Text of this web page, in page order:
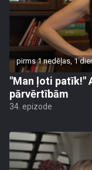
pirms 1 nedēļas, 1
"Man ļoti patīk!"
pārvērtībām
34. epizode